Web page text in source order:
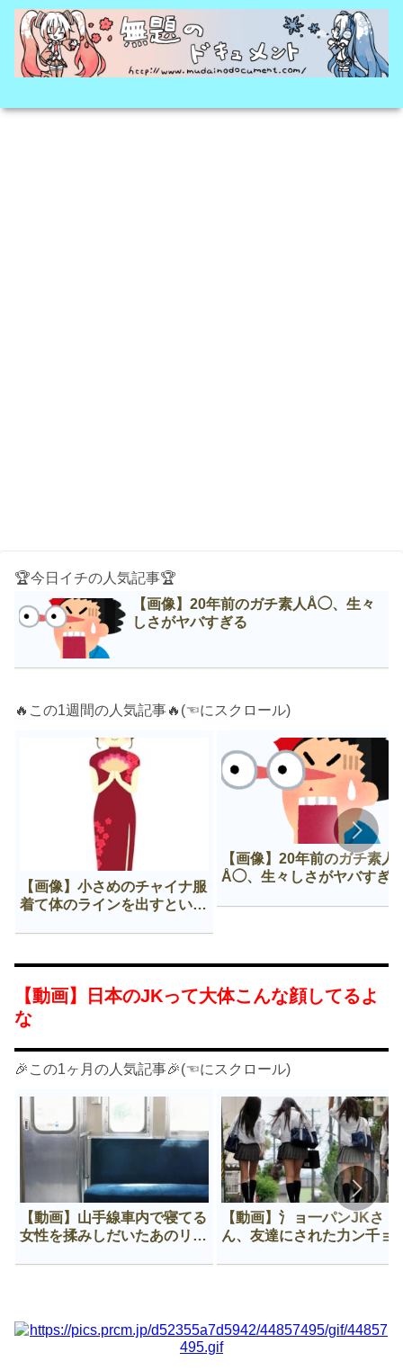
🏆今日イチの人気記事🏆
【画像】20年前のガチ素人Å◯、生々
しさがヤバすぎる
🔥この1週間の人気記事🔥(☜にスクロール)
【画像】小さめのチャイナ服
着て体のラインを出すという
【画像】20年前のガチ素人
Å◯、生々しさがヤバすぎ
【動画】日本のJKって大体こんな顔してるよ
な
🎉この1ヶ月の人気記事🎉(☜にスクロール)
【動画】山手線車内で寝てる
女性を揉みしだいたあのリー
【動画】氵ョ一パンJKさ
ん、友達にされた力ン千ョ